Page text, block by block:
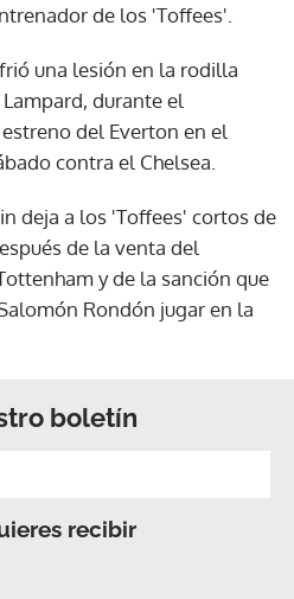
de los 'Toffees'.
una lesión en la rodilla
durante el
del Everton en el
contra el Chelsea.
deja a los 'Toffees' cortos de
de la venta del
y de la sanción que
Rondón jugar en la
boletín
recibir